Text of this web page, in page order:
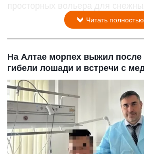
просторных вольера для
Читать полностью
На Алтае морпех выжил после
гибели лошади и встречи с